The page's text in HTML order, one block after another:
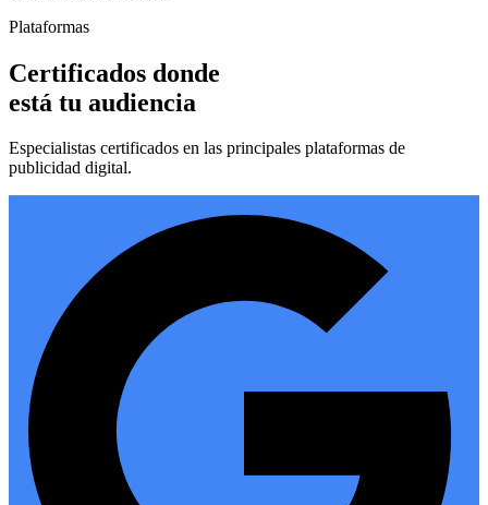
Plataformas
Certificados donde
está tu audiencia
Especialistas certificados en las principales plataformas de
publicidad digital.